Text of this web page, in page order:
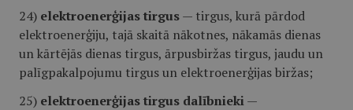
24) elektroenerģijas tirgus— tirgus, kurā pārdod
elektroenerģiju, tajā skaitā nākotnes, nākamās dienas
un kārtējās dienas tirgus, ārpusbiržas tirgus, jaudu un
palīgpakalpojumu tirgus un elektroenerģijas biržas;
25) elektroenerģijas tirgus dalībnieki—